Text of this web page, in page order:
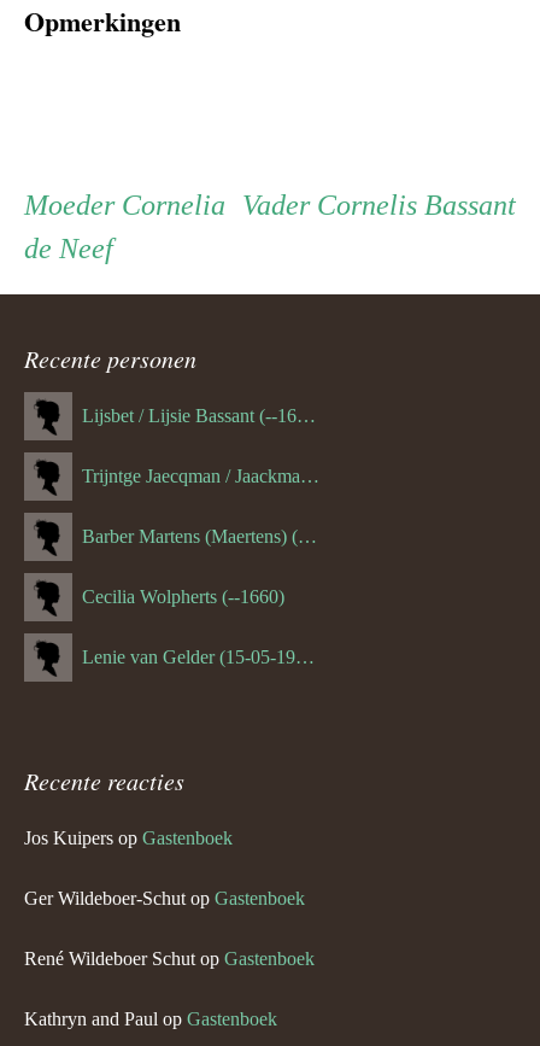
Opmerkingen
Persoon
ouder
navigatie
Vader Vader
Cornelis Bassant
Moeder Moeder
Cornelia
de Neef
Recente personen
Lijsbet / Lijsie Bassant (--1687)
Trijntge Jaecqman / Jaackman (--1651)
Barber Martens (Maertens) (--1658)
Cecilia Wolpherts (--1660)
Lenie van Gelder (15-05-1970)
Recente reacties
Jos Kuipers op Gastenboek
Ger Wildeboer-Schut op Gastenboek
René Wildeboer Schut op Gastenboek
Kathryn and Paul op Gastenboek